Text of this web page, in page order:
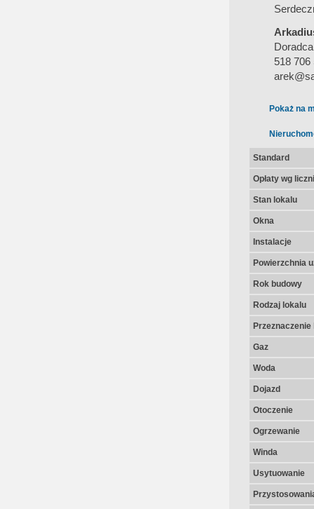
518 706
Pokaż na
Standard
Opłaty wg
Stan lokalu
Okna
Instalacje
Powierzchnia
Rok budowy
Rodzaj lokalu
Przeznaczenie
Gaz
Woda
Dojazd
Otoczenie
Ogrzewanie
Winda
Usytuowanie